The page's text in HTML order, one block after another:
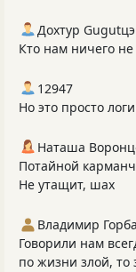
Дохтур
Кто нам ничего
12947
Но это просто
Наташа
Потайной
Не утащит, шах
Владимир
Говорили нам
по жизни злой, то